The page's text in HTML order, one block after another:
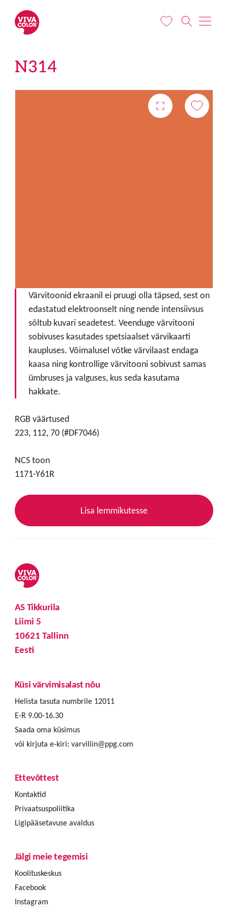
N314
Värvitoonid ekraanil ei pruugi olla täpsed, sest on
edastatud elektroonselt ning nende intensiivsus
sõltub kuvari seadetest. Veenduge värvitooni
sobivuses kasutades spetsiaalset värvikaarti
kaupluses. Võimalusel võtke värvilaast endaga
kaasa ning kontrollige värvitooni sobivust samas
ümbruses ja valguses, kus seda kasutama
hakkate.
RGB väärtused
223, 112, 70 (#DF7046)
NCS toon
1171-Y61R
Lisa lemmikutesse
AS Tikkurila
Liimi 5
10621 Tallinn
Eesti
Küsi värvimisalast nõu
Helista tasuta numbrile 12011
E-R 9.00-16.30
Saada oma küsimus
või kirjuta e-kiri: varviliin@ppg.com
Ettevõttest
Kontaktid
Privaatsuspoliitika
Ligipääsetavuse avaldus
Jälgi meie tegemisi
Koolituskeskus
Facebook
Instagram